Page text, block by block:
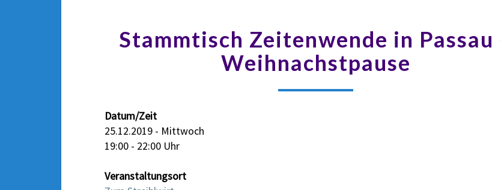
Stammtisch Zeitenwende in Passau
Weihnachstpause
Datum/Zeit
25.12.2019 - Mittwoch
19:00 - 22:00 Uhr
Veranstaltungsort